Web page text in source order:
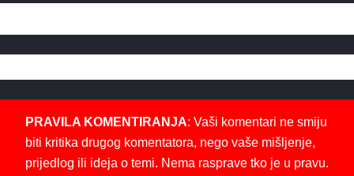
PRAVILA KOMENTIRANJA: Vaši komentari ne smiju
biti kritika drugog komentatora, nego vaše mišljenje,
prijedlog ili ideja o temi. Nema rasprave tko je u pravu.